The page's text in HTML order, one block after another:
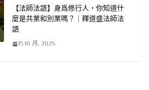
【法師法語】身爲修行人，你知道什
麼是共業和別業嗎？｜釋道盛法師法
語
15 10 月, 2025